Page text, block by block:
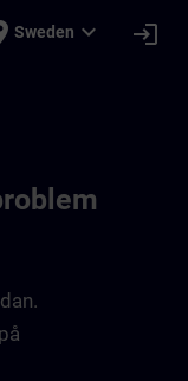
Sweden expand_more login